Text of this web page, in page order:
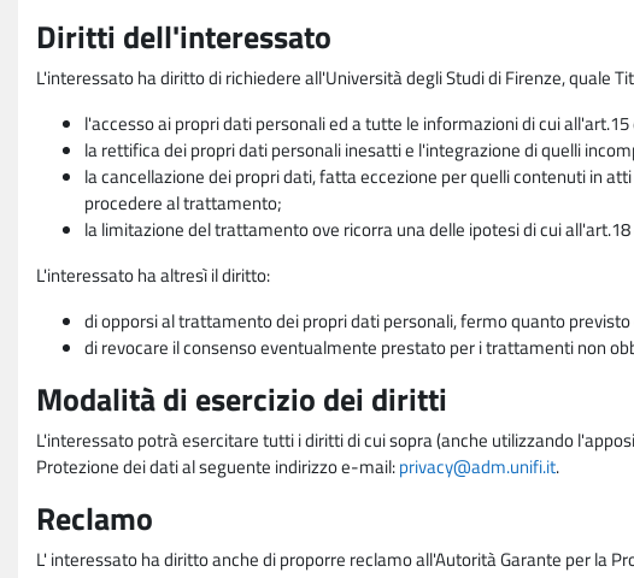
Diritti dell'interessato
L'interessato ha diritto di richiedere all'Università degli Studi di Firenze, quale
l'accesso ai propri dati personali ed a tutte le informazioni di cui all'art.15
la rettifica dei propri dati personali inesatti e l'integrazione di quelli
la cancellazione dei propri dati, fatta eccezione per quelli contenuti in
procedere al trattamento;
la limitazione del trattamento ove ricorra una delle ipotesi di cui all'art.18
L'interessato ha altresì il diritto:
di opporsi al trattamento dei propri dati personali, fermo quanto
di revocare il consenso eventualmente prestato per i trattamenti non
Modalità di esercizio dei diritti
L'interessato potrà esercitare tutti i diritti di cui sopra (anche utilizzando
Protezione dei dati al seguente indirizzo e-mail:privacy@adm.unifi.it.
Reclamo
L' interessato ha diritto anche di proporre reclamo all'Autorità Garante per la